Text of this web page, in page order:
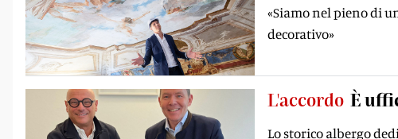
«Siamo nel pieno di
decorativo»
L'accordo È
Lo storico albergo